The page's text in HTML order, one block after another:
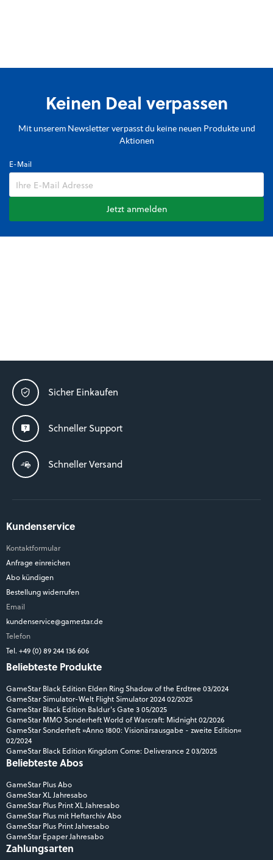
Keinen Deal verpassen
Mit unserem Newsletter verpasst du keine neuen Produkte und
Aktionen
E-Mail
Jetzt anmelden
Sicher Einkaufen
Schneller Support
Schneller Versand
Kundenservice
Kontaktformular
Anfrage einreichen
Abo kündigen
Bestellung widerrufen
Email
kundenservice@gamestar.de
Telefon
Tel. +49 (0) 89 244 136 606
Beliebteste Produkte
GameStar Black Edition Elden Ring Shadow of the Erdtree 03/2024
GameStar Simulator-Welt Flight Simulator 2024 02/2025
GameStar Black Edition Baldur's Gate 3 05/2025
GameStar MMO Sonderheft World of Warcraft: Midnight 02/2026
GameStar Sonderheft »Anno 1800: Visionärsausgabe - zweite Edition«
02/2024
GameStar Black Edition Kingdom Come: Deliverance 2 03/2025
Beliebteste Abos
GameStar Plus Abo
GameStar XL Jahresabo
GameStar Plus Print XL Jahresabo
GameStar Plus mit Heftarchiv Abo
GameStar Plus Print Jahresabo
GameStar Epaper Jahresabo
Zahlungsarten